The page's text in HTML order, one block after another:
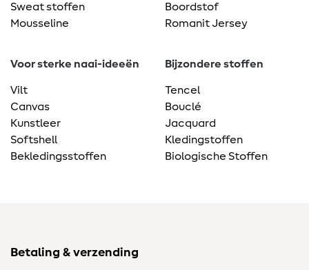
Sweat stoffen
Mousseline
Boordstof
Romanit Jersey
Voor sterke naai-ideeën
Vilt
Canvas
Kunstleer
Softshell
Bekledingsstoffen
Bijzondere stoffen
Tencel
Bouclé
Jacquard
Kledingstoffen
Biologische Stoffen
Betaling & verzending